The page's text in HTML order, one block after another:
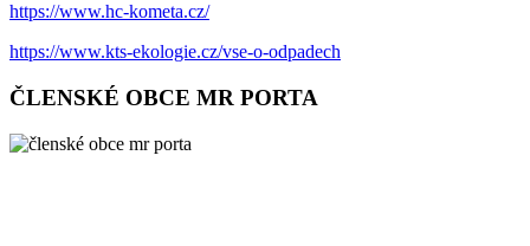
https://www.hc-kometa.cz/
https://www.kts-ekologie.cz/vse-o-odpadech
ČLENSKÉ OBCE MR PORTA